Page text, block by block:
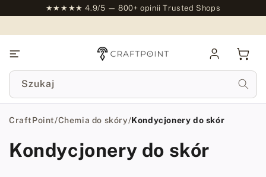
★★★★★ 4.9/5 — 800+ opinii Trusted Shops
się
Szukaj
CraftPoint/Chemia do skóry/Kondycjonery do skór
Kondycjonery do skór